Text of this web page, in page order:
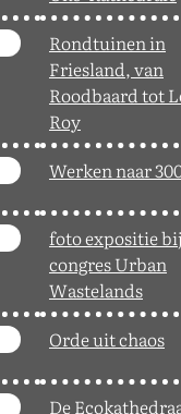
Rondtuinen in
Friesland, van
Roodbaard tot
Roy
Werken naar
foto expositie bij
congres Urban
Wastelands
Orde uit chaos
De